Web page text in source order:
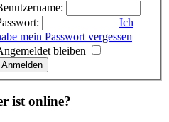
Ich
mein Passwort vergessen |
bleiben
ist online?